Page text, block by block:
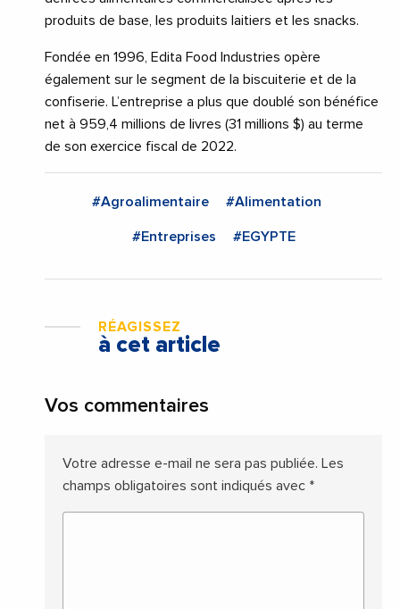
produits de base, les produits laitiers et les snacks.
Fondée en 1996, Edita Food Industries opère
également sur le segment de la biscuiterie et de la
confiserie. L’entreprise a plus que doublé son bénéfice
net à 959,4 millions de livres (31 millions $) au terme
de son exercice fiscal de 2022.
#Agroalimentaire #Alimentation
#Entreprises #EGYPTE
RÉAGISSEZ
à cet article
Vos commentaires
Votre adresse e-mail ne sera pas publiée. Les
champs obligatoires sont indiqués avec *